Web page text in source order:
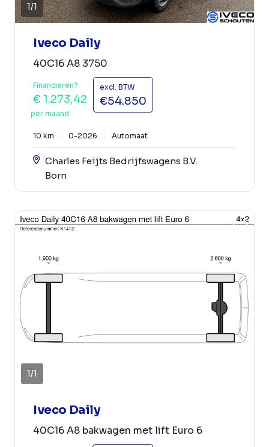
1/1
Iveco Daily
40C16 A8 3750
Financieren?
€ 1.273,42
per maand
excl. BTW
€54.850
10 km 0-2026 Automaat
Charles Feijts Bedrijfswagens B.V.
Born
1/1
Iveco Daily
40C16 A8 bakwagen met lift Euro 6